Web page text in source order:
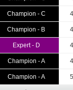
Champion - C
Champion - B
Expert - D
Champion - A
Champion - A